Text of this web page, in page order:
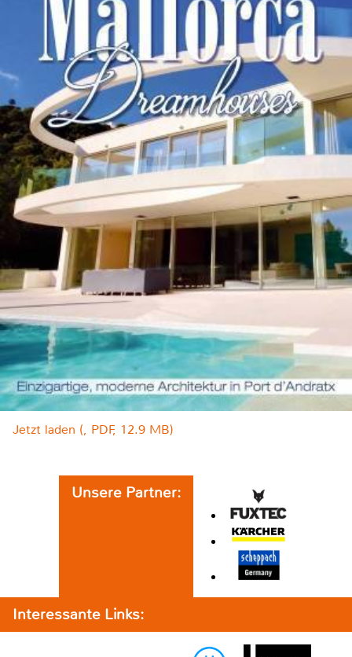
Jetzt laden (, PDF, 12.9 MB)
Unsere Partner:
Interessante Links: